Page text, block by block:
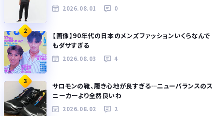
2026.08.01 0
2
【画像】90年代の日本のメンズファッションいくらなんで
もダサすぎる
2026.08.03 4
3
サロモンの靴、履き心地が良すぎる…ニューバランスのス
ニーカーより全然良いわ
2026.08.02 2